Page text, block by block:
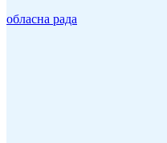
обласна рада